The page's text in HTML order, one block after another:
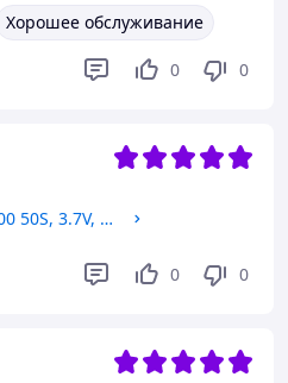
Хорошее обслуживание
0 0
Акумулятор Samsung 21700 50S, 3.7V, 5000 mAh
0 0